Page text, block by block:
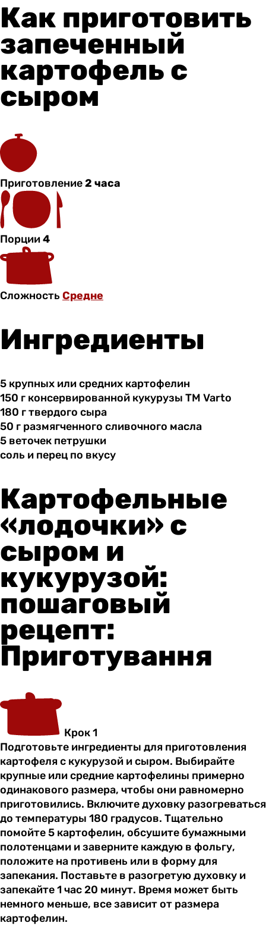
Как приготовить
запеченный
картофель с
сыром
Приготовление2 часа
Порции4
Сложность Средне
Ингредиенты
5 крупных илисредних картофелин
150 г консервированной кукурузы ТМ Varto
180 гтвердого сыра
50 г размягченного сливочного масла
5 веточек петрушки
соль и перец по вкусу
Картофельные
«лодочки» с
сыром и
кукурузой:
пошаговый
рецепт:
Приготування
Крок 1
Подготовьте ингредиенты для приготовления
картофеля с кукурузой и сыром. Выбирайте
крупные или средние картофелины примерно
одинакового размера, чтобы они равномерно
приготовились. Включите духовку разогреваться
до температуры 180 градусов. Тщательно
помойте 5 картофелин, обсушите бумажными
полотенцами и заверните каждую в фольгу,
положите на противень или в форму для
запекания. Поставьте в разогретую духовку и
запекайте 1 час 20 минут. Время может быть
немного меньше, все зависит от размера
картофелин.